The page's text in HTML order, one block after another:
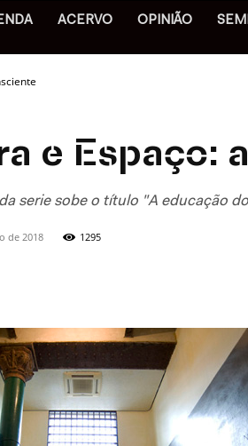
ACERVO OPINIÃO
e Espaço:
serie sobe o título "A educação
de 2018 1295